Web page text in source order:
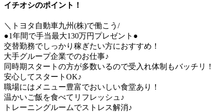
イチオシのポイント！
＼トヨタ自動車九州(株)で働こう/
●1年間で手当最大130万円プレゼント●
交替勤務でしっかり稼ぎたい方におすすめ！
大手グループ企業でのお仕事♪
同時期スタートの方が多数いるので受入れ体制もバッチリ！
安心してスタートOK♪
職場にはメニュー豊富でおいしい食堂あり！
温かいご飯を食べてリフレッシュ♪
トレーニングルームでストレス解消♪